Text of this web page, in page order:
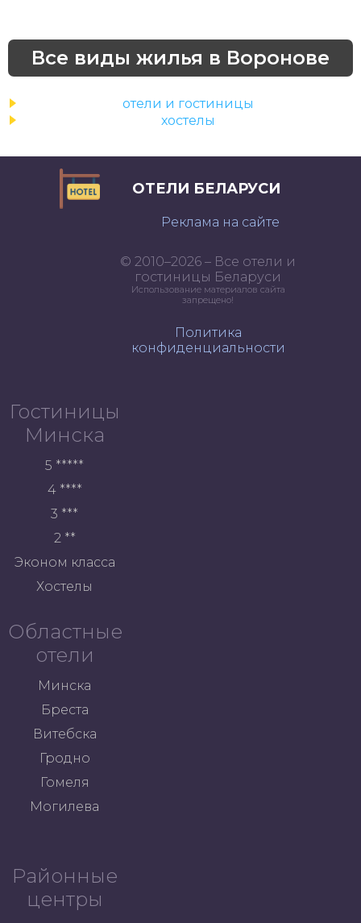
Все виды жилья в Воронове
отели и гостиницы
хостелы
ОТЕЛИ БЕЛАРУСИ
Реклама на сайте
© 2010–2026 – Все отели и
гостиницы Беларуси
Использование материалов сайта
запрещено!
Политика
конфиденциальности
Гостиницы
Минска
5 *****
4 ****
3 ***
2 **
Эконом класса
Хостелы
Областные
отели
Минска
Бреста
Витебска
Гродно
Гомеля
Могилева
Районные
центры